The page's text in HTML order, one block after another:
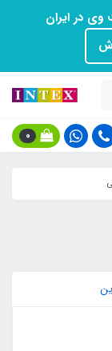
در ایران
0